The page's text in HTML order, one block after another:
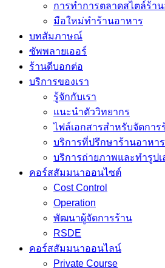
การทำการตลาดสไตล์ร้า
มือใหม่ทำร้านอาหาร
บทสัมภาษณ์
ซัพพลายเออร์
ร้านดีบอกต่อ
บริการของเรา
รู้จักกับเรา
แนะนำตัววิทยากร
ไฟล์เอกสารสำหรับจัดการ
บริการที่ปรึกษาร้านอาหาร
บริการถ่ายภาพและทำรูปเ
คอร์สสัมมนาออนไซต์
Cost Control
Operation
พัฒนาผู้จัดการร้าน
RSDE
คอร์สสัมมนาออนไลน์
Private Course